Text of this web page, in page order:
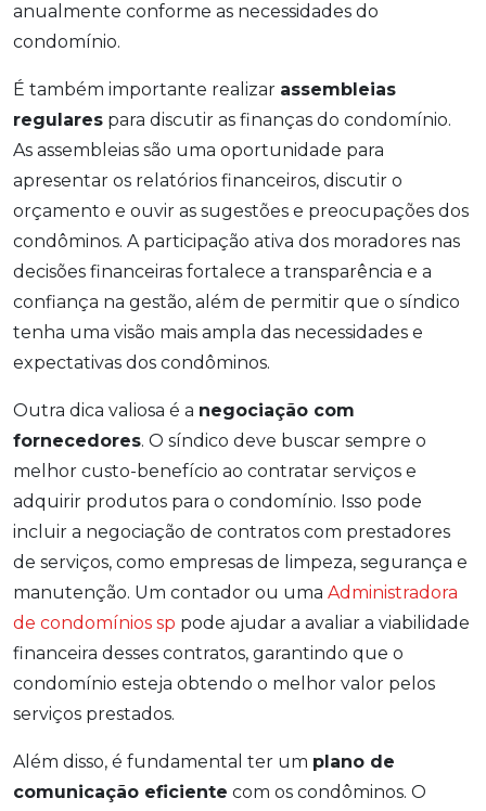
anualmente conforme as necessidades do
condomínio.
É também importante realizar assembleias
regulares para discutir as finanças do condomínio.
As assembleias são uma oportunidade para
apresentar os relatórios financeiros, discutir o
orçamento e ouvir as sugestões e preocupações dos
condôminos. A participação ativa dos moradores nas
decisões financeiras fortalece a transparência e a
confiança na gestão, além de permitir que o síndico
tenha uma visão mais ampla das necessidades e
expectativas dos condôminos.
Outra dica valiosa é a negociação com
fornecedores. O síndico deve buscar sempre o
melhor custo-benefício ao contratar serviços e
adquirir produtos para o condomínio. Isso pode
incluir a negociação de contratos com prestadores
de serviços, como empresas de limpeza, segurança e
manutenção. Um contador ou uma Administradora
de condomínios sp pode ajudar a avaliar a viabilidade
financeira desses contratos, garantindo que o
condomínio esteja obtendo o melhor valor pelos
serviços prestados.
Além disso, é fundamental ter um plano de
comunicação eficiente com os condôminos. O